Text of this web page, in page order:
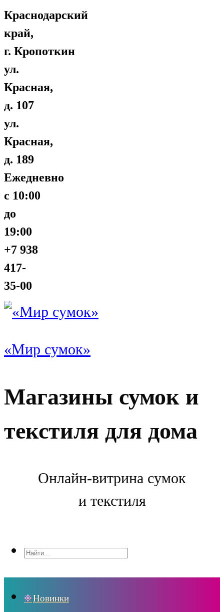
Краснодарский
край,
г. Кропоткин
ул.
Красная,
д. 107
ул.
Красная,
д. 189
Ежедневно
с 10:00
до
19:00
+7 938
417-
35-00
«Мир сумок»
Магазины сумок и
текстиля для дома
Онлайн-витрина сумок
и текстиля
Новинки